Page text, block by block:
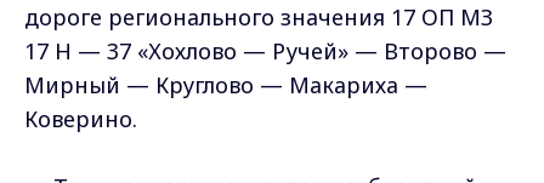
дороге регионального значения 17 ОП МЗ
17 Н — 37 «Хохлово — Ручей» — Второво —
Мирный — Круглово — Макариха —
Коверино.